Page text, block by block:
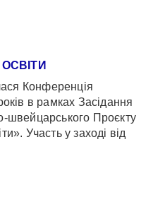
Конференція
в рамках Засідання
швейцарського Проєкту
Участь у заході від